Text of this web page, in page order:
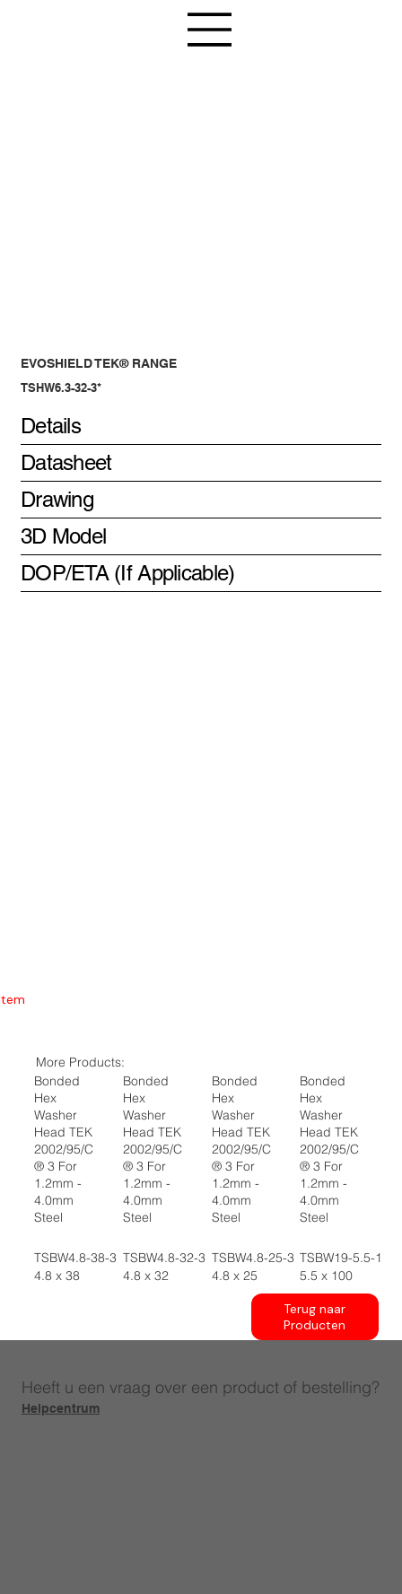
EVOSHIELD TEK® RANGE
TSHW6.3-32-3*
Details
Datasheet
Drawing
3D Model
DOP/ETA (If Applicable)
More Products:
Bonded
Hex
Washer
Head TEK
2002/95/C
® 3 For
1.2mm -
4.0mm
Steel
TSBW4.8-38-3
4.8 x 38
Bonded
Hex
Washer
Head TEK
2002/95/C
® 3 For
1.2mm -
4.0mm
Steel
TSBW4.8-32-3
4.8 x 32
Bonded
Hex
Washer
Head TEK
2002/95/C
® 3 For
1.2mm -
4.0mm
Steel
TSBW4.8-25-3
4.8 x 25
Bonded
Hex
Washer
Head TEK
2002/95/C
® 3 For
1.2mm -
4.0mm
Steel
TSBW19-5.5-
5.5 x 100
Terug naar
Producten
Heeft u een vraag over een product of bestelling?
Helpcentrum